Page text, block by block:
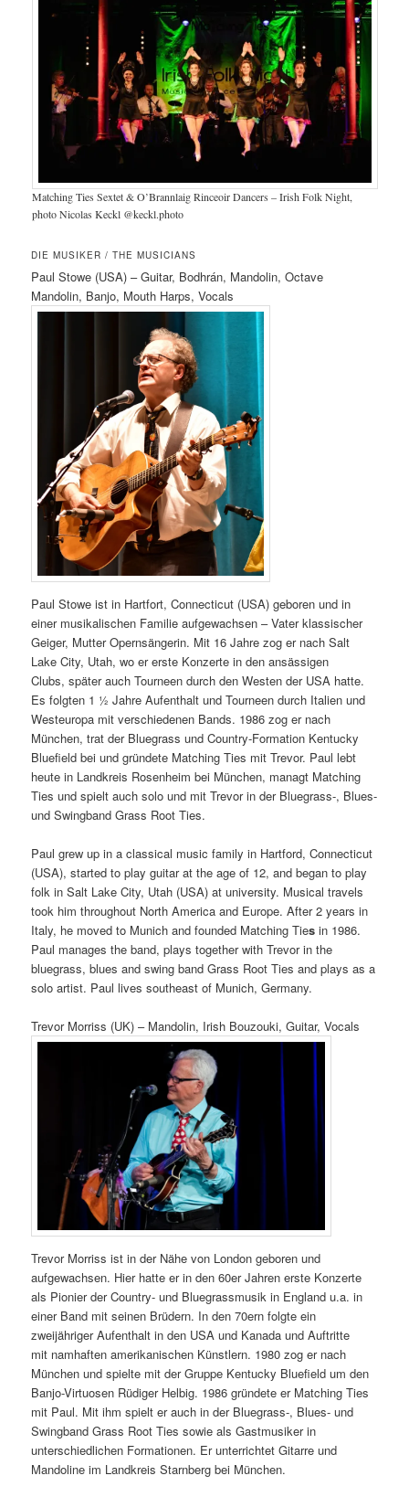
Matching Ties Sextet & O’Brannlaig Rinceoir Dancers – Irish Folk Night,
photo Nicolas Keckl @keckl.photo
DIE MUSIKER / THE MUSICIANS
Paul Stowe (USA) – Guitar, Bodhrán, Mandolin, Octave
Mandolin, Banjo, Mouth Harps, Vocals
Paul Stowe ist in Hartfort, Connecticut (USA) geboren und in
einer musikalischen Familie aufgewachsen – Vater klassischer
Geiger, Mutter Opernsängerin. Mit 16 Jahre zog er nach Salt
Lake City, Utah, wo er erste Konzerte in den ansässigen
Clubs, später auch Tourneen durch den Westen der USA hatte.
Es folgten 1 ½ Jahre Aufenthalt und Tourneen durch Italien und
Westeuropa mit verschiedenen Bands. 1986 zog er nach
München, trat der Bluegrass und Country-Formation Kentucky
Bluefield bei und gründete Matching Ties mit Trevor. Paul lebt
heute in Landkreis Rosenheim bei München, managt Matching
Ties und spielt auch solo und mit Trevor in der Bluegrass-, Blues-
und Swingband Grass Root Ties.
Paul grew up in a classical music family in Hartford, Connecticut
(USA), started to play guitar at the age of 12, and began to play
folk in Salt Lake City, Utah (USA) at university. Musical travels
took him throughout North America and Europe. After 2 years in
Italy, he moved to Munich and founded Matching Ties in 1986.
Paul manages the band, plays together with Trevor in the
bluegrass, blues and swing band Grass Root Ties and plays as a
solo artist. Paul lives southeast of Munich, Germany.
Trevor Morriss (UK) – Mandolin, Irish Bouzouki, Guitar, Vocals
Trevor Morriss ist in der Nähe von London geboren und
aufgewachsen. Hier hatte er in den 60er Jahren erste Konzerte
als Pionier der Country- und Bluegrassmusik in England u.a. in
einer Band mit seinen Brüdern. In den 70ern folgte ein
zweijähriger Aufenthalt in den USA und Kanada und Auftritte
mit namhaften amerikanischen Künstlern. 1980 zog er nach
München und spielte mit der Gruppe Kentucky Bluefield um den
Banjo-Virtuosen Rüdiger Helbig. 1986 gründete er Matching Ties
mit Paul. Mit ihm spielt er auch in der Bluegrass-, Blues- und
Swingband Grass Root Ties sowie als Gastmusiker in
unterschiedlichen Formationen. Er unterrichtet Gitarre und
Mandoline im Landkreis Starnberg bei München.